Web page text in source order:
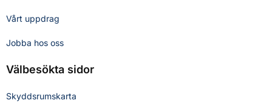
Vårt uppdrag
Jobba hos oss
Välbesökta sidor
Skyddsrumskarta